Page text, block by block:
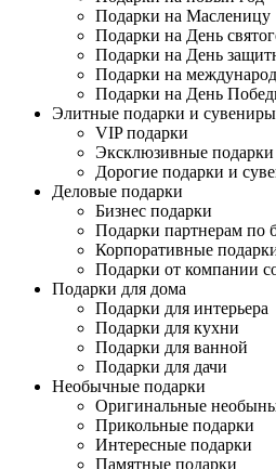
Подарки на Масленицу
Подарки на День
Подарки на День
Подарки на
Подарки на День
Элитные подарки и сувениры
VIP подарки
Эксклюзивные
Дорогие подарки и
Деловые подарки
Бизнес подарки
Подарки партнерам по
Корпоративные
Подарки от компании
Подарки для дома
Подарки для интерьера
Подарки для кухни
Подарки для ванной
Подарки для дачи
Необычные подарки
Оригинальные
Прикольные подарки
Интересные подарки
Памятные подарки